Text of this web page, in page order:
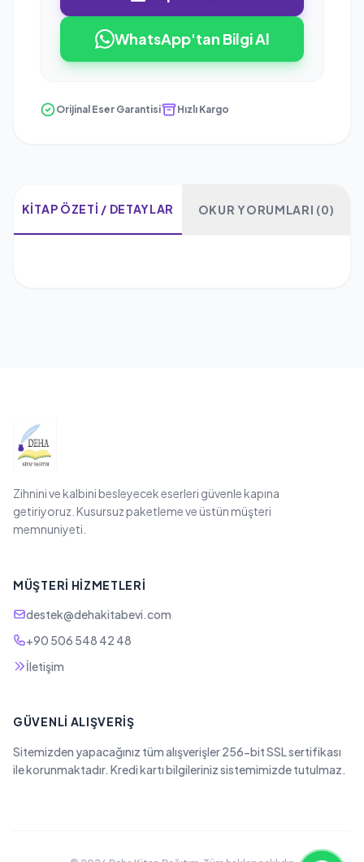
WhatsApp'tan Bilgi Al
Orijinal Eser Garantisi Hızlı Kargo
KITAP ÖZETI / DETAYLAR OKUR YORUMLARI (0)
Zihnini ve kalbini besleyecek eserleri güvenle kapına
getiriyoruz. Kusursuz paketleme ve üstün müşteri
memnuniyeti.
MÜŞTERI HIZMETLERI
destek@dehakitabevi.com
+90 506 548 42 48
İletişim
GÜVENLI ALIŞVERIŞ
Sitemizden yapacağınız tüm alışverişler 256-bit SSL sertifikası
ile korunmaktadır. Kredi kartı bilgileriniz sistemimizde tutulmaz.